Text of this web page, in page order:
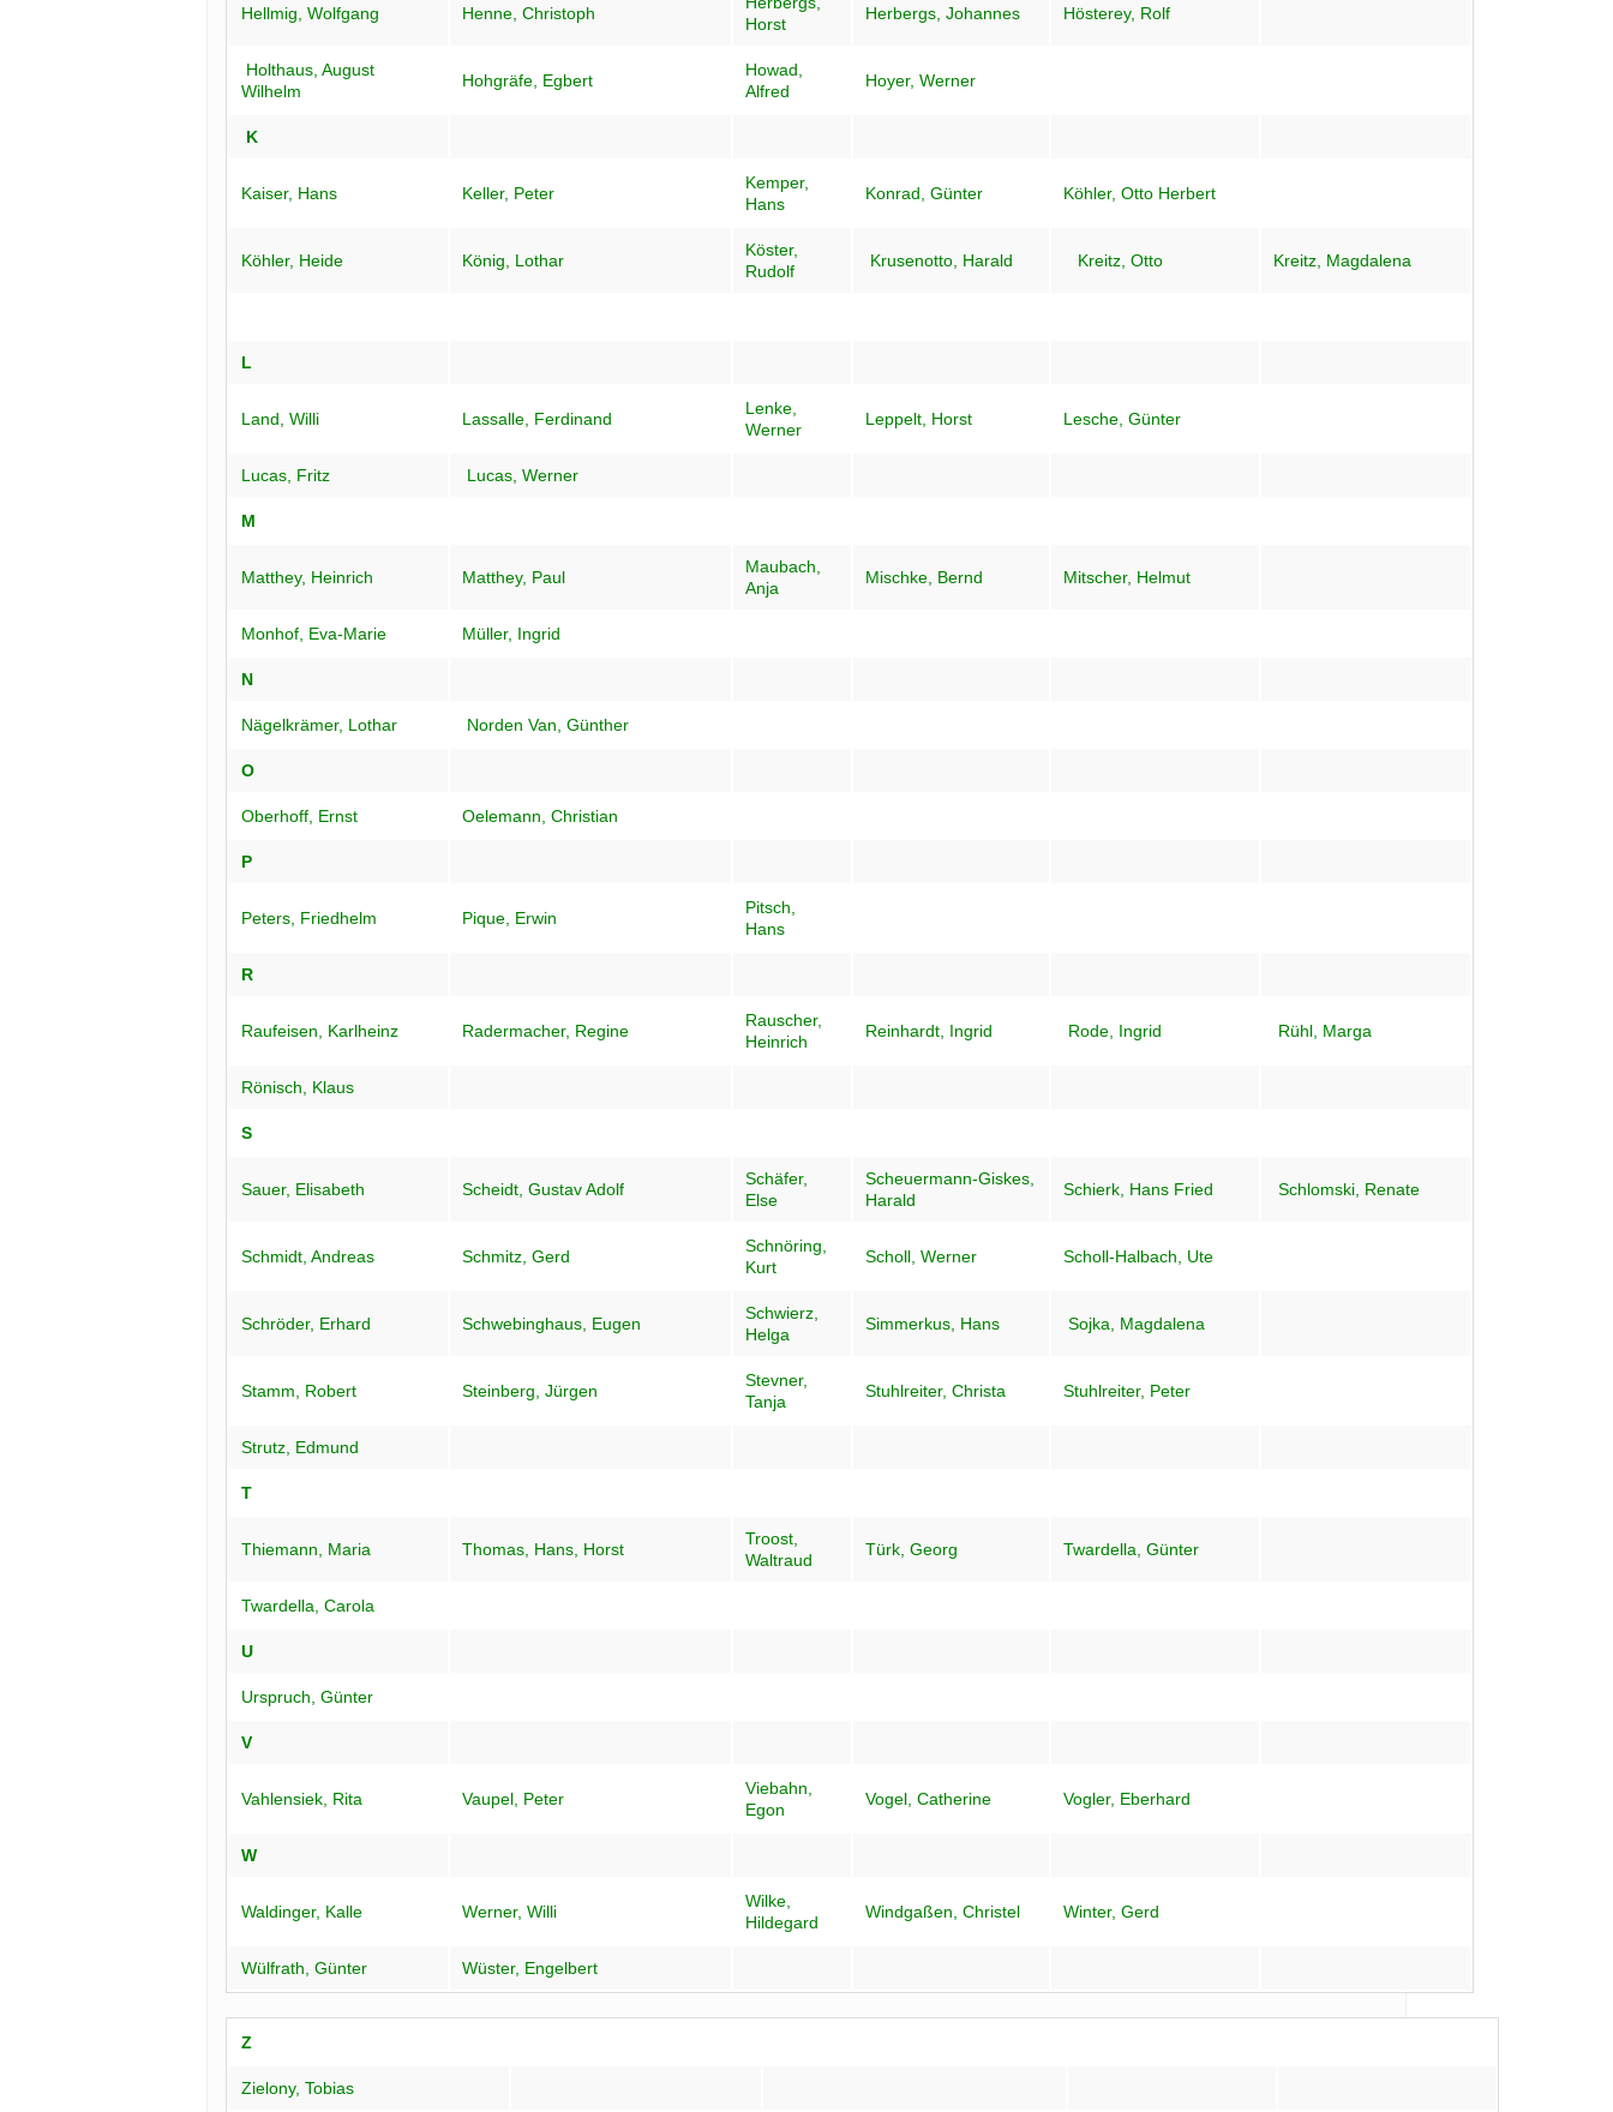
Hellmig, Wolfgang Henne, Christoph
Horst
Herbergs, Johannes Hösterey, Rolf
Holthaus, August
Wilhelm
Hohgräfe, Egbert
Howad,
Alfred
Hoyer, Werner
K
Kaiser, Hans Keller, Peter
Kemper,
Hans
Konrad, Günter Köhler, Otto Herbert
Köhler, Heide König, Lothar
Köster,
Rudolf
Krusenotto, Harald Kreitz, Otto Kreitz, Magdalena
L
Land, Willi Lassalle, Ferdinand
Lenke,
Werner
Leppelt, Horst Lesche, Günter
Lucas, Fritz Lucas, Werner
M
Matthey, Heinrich Matthey, Paul
Maubach,
Anja
Mischke, Bernd Mitscher, Helmut
Monhof, Eva-Marie Müller, Ingrid
N
Nägelkrämer, Lothar Norden Van, Günther
O
Oberhoff, Ernst Oelemann, Christian
P
Peters, Friedhelm Pique, Erwin
Pitsch,
Hans
R
Raufeisen, Karlheinz Radermacher, Regine
Rauscher,
Heinrich
Reinhardt, Ingrid Rode, Ingrid Rühl, Marga
Rönisch, Klaus
S
Sauer, Elisabeth Scheidt, Gustav Adolf
Schäfer,
Else
Scheuermann-Giskes,
Harald
Schierk, Hans Fried Schlomski, Renate
Schmidt, Andreas Schmitz, Gerd
Schnöring,
Kurt
Scholl, Werner Scholl-Halbach, Ute
Schröder, Erhard Schwebinghaus, Eugen
Schwierz,
Helga
Simmerkus, Hans Sojka, Magdalena
Stamm, Robert Steinberg, Jürgen
Stevner,
Tanja
Stuhlreiter, Christa Stuhlreiter, Peter
Strutz, Edmund
T
Thiemann, Maria Thomas, Hans, Horst
Troost,
Waltraud
Türk, Georg Twardella, Günter
Twardella, Carola
U
Urspruch, Günter
V
Vahlensiek, Rita Vaupel, Peter
Viebahn,
Egon
Vogel, Catherine Vogler, Eberhard
W
Waldinger, Kalle Werner, Willi
Wilke,
Hildegard
Windgaßen, Christel Winter, Gerd
Wülfrath, Günter Wüster, Engelbert
Z
Zielony, Tobias